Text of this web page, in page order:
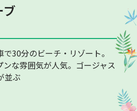
ブ
30分のビーチ・リゾート。
ンな雰囲気が人気。ゴージャス
並ぶ